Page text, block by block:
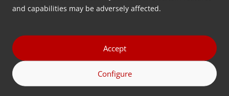
and capabilities may be adversely affected.
Accept
Configure
22. September 2024
Johan Froentjes